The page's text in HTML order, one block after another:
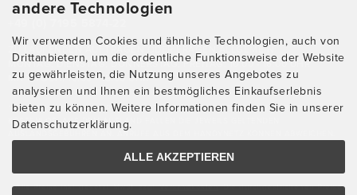
ZU LAUFENDEN AUFTRÄGEN ODER FRAGEN ALLGEMEIN:
MONTAG, DIENSTAG, DONNERSTAG, FREITAG: 10:00 - 16:00 UHR
MITTWOCH: 10:00 - 18:00 UHR
* KOSTEN: NORMALER ORTSTARIF DE, MIT FLATRATEVERTRAG NATÜRLICH
KOSTENLOS. AUS DEM AUSLAND FALLEN DIE JEWEILS GELTENDEN
Alle Preise inkl. gesetzl. MwSt. zzgl.Versandkosten. Die durchgestrichenen Preise
andere Technologien
Wir verwenden Cookies und ähnliche Technologien, auch von
Drittanbietern, um die ordentliche Funktionsweise der Website
zu gewährleisten, die Nutzung unseres Angebotes zu
analysieren und Ihnen ein bestmögliches Einkaufserlebnis
bieten zu können. Weitere Informationen finden Sie in unserer
Datenschutzerklärung.
ALLE AKZEPTIEREN